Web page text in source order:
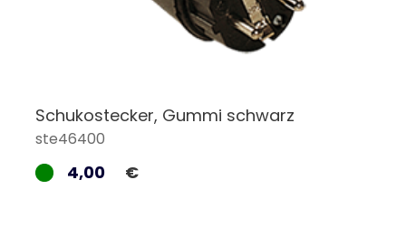
Schukostecker, Gummi schwarz
ste46400
4,00 €